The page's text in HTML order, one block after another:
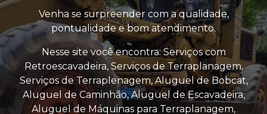
Venha se surpreender com a qualidade,
pontualidade e bom atendimento.
Nesse site você encontra: Serviços com
Retroescavadeira, Serviços de Terraplanagem,
Serviços de Terraplenagem, Aluguel de Bobcat,
Aluguel de Caminhão, Aluguel de Escavadeira,
Aluguel de Máquinas para Terraplanagem,